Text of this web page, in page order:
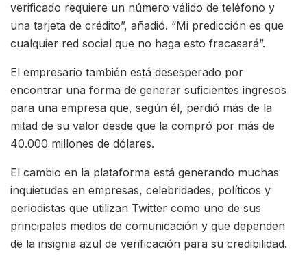
verificado requiere un número válido de teléfono y
una tarjeta de crédito”, añadió. “Mi predicción es que
cualquier red social que no haga esto fracasará”.
El empresario también está desesperado por
encontrar una forma de generar suficientes ingresos
para una empresa que, según él, perdió más de la
mitad de su valor desde que la compró por más de
40.000 millones de dólares.
El cambio en la plataforma está generando muchas
inquietudes en empresas, celebridades, políticos y
periodistas que utilizan Twitter como uno de sus
principales medios de comunicación y que dependen
de la insignia azul de verificación para su credibilidad.